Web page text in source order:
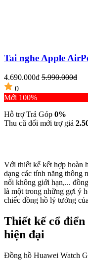
Tai nghe Apple
4.690.000đ 5.990.000đ
0
Mới 100%
Hỗ trợ Trả Góp 0%
Thu cũ đổi mới trợ giá
​Với thiết kế kết hợp hoàn
dạng các tính năng thông
nối không giới hạn,...
là một trong những gợi ý
chiếc đồng hồ lý tưởng
Thiết kế cổ
hiện đại
Đồng hồ Huawei Watch